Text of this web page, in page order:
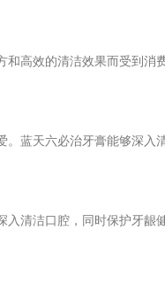
高效的清洁效果而受到
蓝天六必治牙膏能够深入
清洁口腔，同时保护牙龈